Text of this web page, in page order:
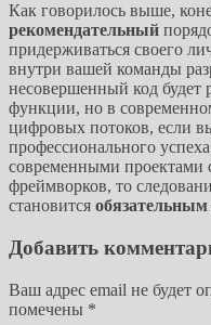
Как говорилось выше,
рекомендательный
придерживаться своего
внутри вашей команды
несовершенный код будет
функции, но в
цифровых потоков, если
профессионального
современными проектами
фреймворков, то
становится
Добавить
Ваш адрес email не будет
помечены *